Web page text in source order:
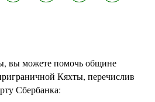
вы можете помочь общине
Кяхты, перечислив
Сбербанка: